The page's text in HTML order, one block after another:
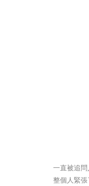
一直被追
整個人緊張